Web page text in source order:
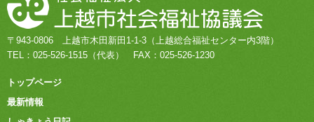
〒943-0806 上越市木田新田1-1-3 （上越総合福祉センター内3階）
TEL： 025-526-1515 （代表） FAX：025-526-1230
トップページ
最新情報